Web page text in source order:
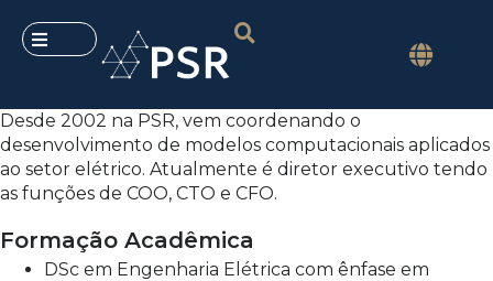
Desde 2002 na PSR, vem coordenando o
desenvolvimento de modelos computacionais aplicados
ao setor elétrico. Atualmente é diretor executivo tendo
as funções de COO, CTO e CFO.
Formação Acadêmica
DSc em Engenharia Elétrica com ênfase em